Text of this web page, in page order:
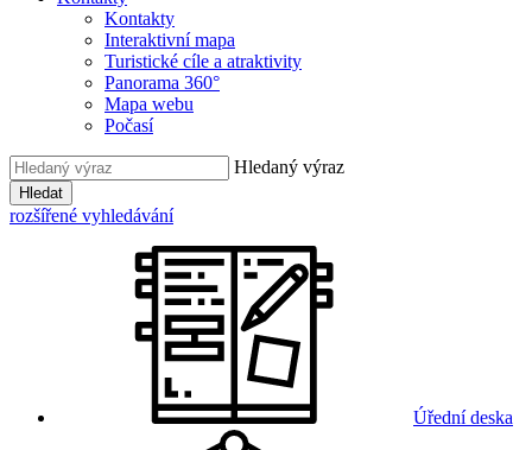
Kontakty
Interaktivní mapa
Turistické cíle a atraktivity
Panorama 360°
Mapa webu
Počasí
Hledaný výraz
Hledat
rozšířené vyhledávání
Úřední deska